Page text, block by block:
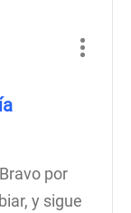
por
y sigue